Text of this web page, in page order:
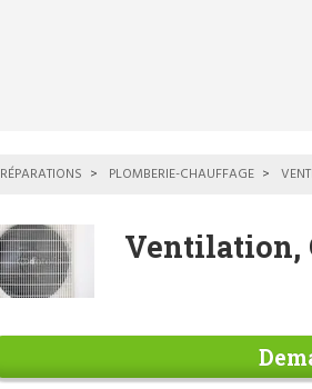
RÉPARATIONS PLOMBERIE-CHAUFFAGE
Ventilation,